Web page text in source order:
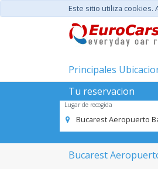
Este sitio utiliza cookies.
Principales
Tu reservacion
Lugar de recogida
Bucarest Aeropuerto
Bucarest